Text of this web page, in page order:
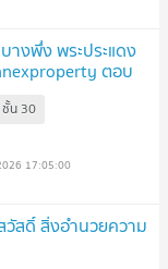
างพึ่ง พระประแดง
ตอบ
ชั้น 30
17:05:00
วัสดิ์ สิ่งอำนวยความ